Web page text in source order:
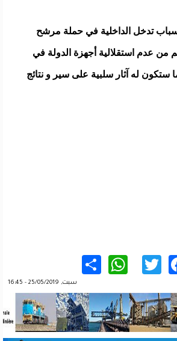
تدخل الداخلية في حملة مرشح
من عدم استقلالية أجهزة الدولة في
ما ستكون له آثار سلبية على سير و نتائج
Facebook
Twitter
WhatsApp
سبت, 25/05/2019 - 16:45